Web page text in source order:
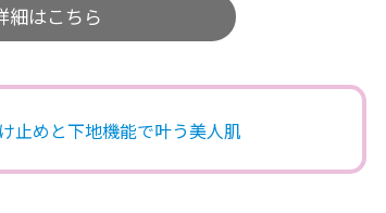
細はこちら
止めと下地機能で叶う美人肌